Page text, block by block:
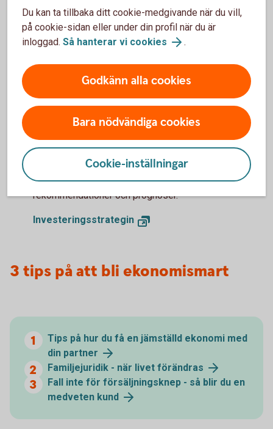
Hur kommer ekonomin att utvecklas
för Sverige och omvärlden?
Outlook - där våra experter delar med sig av sina
prognoser.
Swedbank Economic Outlook
Vår aktuella marknadssyn och
placeringsförslag
Läs Investeringsstrategin för analys,
rekommendationer och prognoser.
Investeringsstrategin
3 tips på att bli ekonomismart
Tips på hur du få en jämställd ekonomi med
din partner
Familjejuridik - när livet förändras
Fall inte för försäljningsknep - så blir du en
medveten kund
Du kan ta tillbaka ditt cookie-medgivande när du vill,
på cookie-sidan eller under din profil när du är
inloggad. Så hanterar vi cookies .
Godkänn alla cookies
Bara nödvändiga cookies
Cookie-inställningar